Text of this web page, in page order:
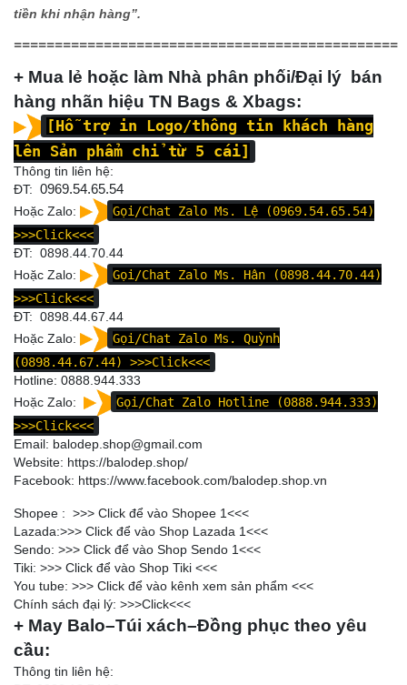
tiền khi nhận hàng”.
===============================================
+ Mua lẻ hoặc làm Nhà phân phối/Đại lý bán
hàng nhãn hiệu TN Bags & Xbags:
[Hỗ trợ in Logo/thông tin khách hàng
lên Sản phẩm chỉ từ 5 cái]
Thông tin liên hệ:
ĐT: 0969.54.65.54
Hoặc Zalo:
Gọi/Chat Zalo Ms. Lệ (0969.54.65.54)
>>>Click<<<
ĐT: 0898.44.70.44
Hoặc Zalo:
Gọi/Chat Zalo Ms. Hân (0898.44.70.44)
>>>Click<<<
ĐT: 0898.44.67.44
Hoặc Zalo:
Gọi/Chat Zalo Ms. Quỳnh
(0898.44.67.44)
>>>Click<<<
Hotline: 0888.944.333
Hoặc Zalo:
Gọi/Chat Zalo Hotline (0888.944.333)
>>>Click<<<
Email: balodep.shop@gmail.com
Website: https://balodep.shop/
Facebook: https://www.facebook.com/balodep.shop.vn
Shopee : >>> Click để vào Shopee 1<<<
Lazada:>>> Click để vào Shop Lazada 1<<<
Sendo: >>> Click để vào Shop Sendo 1<<<
Tiki: >>> Click để vào Shop Tiki <<<
You tube: >>> Click để vào kênh xem sản phẩm <<<
Chính sách đại lý: >>>Click<<<
+ May Balo–Túi xách–Đồng phục theo yêu
cầu:
Thông tin liên hệ: